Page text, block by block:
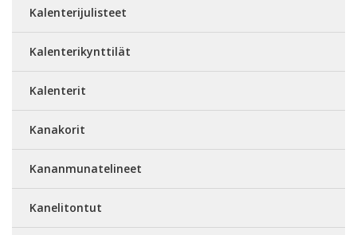
Kalenterijulisteet
Kalenterikynttilät
Kalenterit
Kanakorit
Kananmunatelineet
Kanelitontut